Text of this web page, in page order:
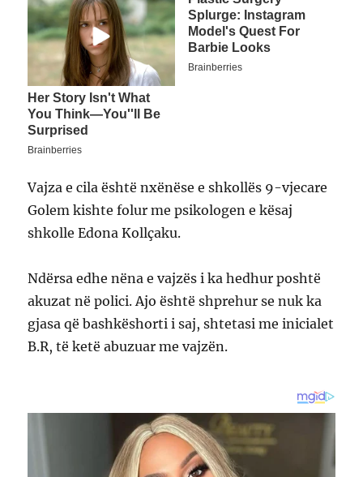
Vajza e cila është nxënëse e shkollës 9-vjecare
Golem kishte folur me psikologen e kësaj
shkolle Edona Kollçaku.
Ndërsa edhe nëna e vajzës i ka hedhur poshtë
akuzat në polici. Ajo është shprehur se nuk ka
gjasa që bashkëshorti i saj, shtetasi me inicialet
B.R, të ketë abuzuar me vajzën.